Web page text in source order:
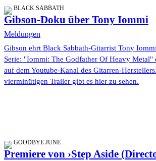
BLACK SABBATH
Gibson-Doku über Tony Iommi
Meldungen
Gibson ehrt Black Sabbath-Gitarrist Tony
Serie: "Iommi: The Godfather Of Heavy Metal"
auf dem Youtube-Kanal des Gitarren-
vierminütigen Trailer gibt es hier zu sehen.
GOODBYE JUNE
Premiere von ›Step Aside